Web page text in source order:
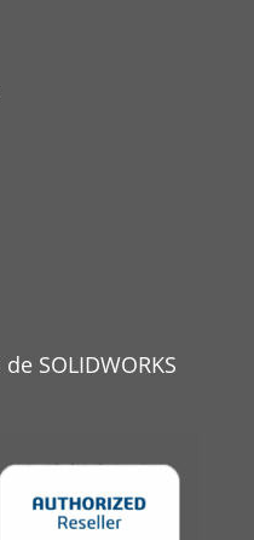
SOLIDWORKS